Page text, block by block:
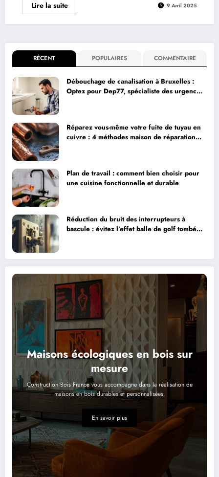
Lire la suite 9 Avril 2025
RÉCENT POPULAIRES COMMENTAIRE
Débouchage de canalisation à Bruxelles :
Optez pour Dep77, spécialiste des urgences
Réparez vous-même votre fuite de tuyau en
cuivre : 4 méthodes maison de réparation
Plan de travail : comment bien choisir pour
une cuisine fonctionnelle et durable
Réduction du bruit des interrupteurs à
bascule : évitez l’effet balle de golf tombée
Maisons écologiques en bois sur
mesure
Construction Bois France vous accompagne dans la réalisation de
maisons en bois durables et personnalisées.
En savoir plus